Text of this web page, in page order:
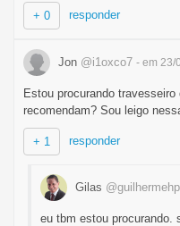
+ 0 responder
Jon @i1oxco7 - em 23/
Estou procurando
recomendam? Sou leigo
+ 1 responder
Gilas
eu tbm estou procurando.